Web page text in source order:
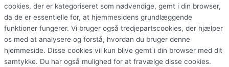
cookies, der er kategoriseret som nødvendige, gemt i din browser,
da de er essentielle for, at hjemmesidens grundlæggende
funktioner fungerer. Vi bruger også tredjepartscookies, der hjælper
os med at analysere og forstå, hvordan du bruger denne
hjemmeside. Disse cookies vil kun blive gemt i din browser med dit
samtykke. Du har også mulighed for at fravælge disse cookies.